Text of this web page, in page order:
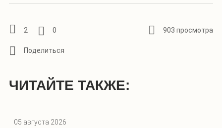
2 0 903 просмотра
ЧИТАЙТЕ ТАКЖЕ:
05 августа 2026